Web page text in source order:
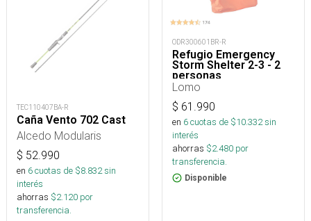
TEC110407BA-R
Caña Vento 702 Cast
Alcedo Modularis
$ 52.990
en 6cuotas de $8.832sin
interés
ahorras $2.120 por
transferencia.
ODR300601BR-R
Refugio Emergency
Storm Shelter 2-3 - 2
personas
Lomo
$ 61.990
en 6cuotas de $10.332sin
interés
ahorras $2.480 por
transferencia.
Disponible